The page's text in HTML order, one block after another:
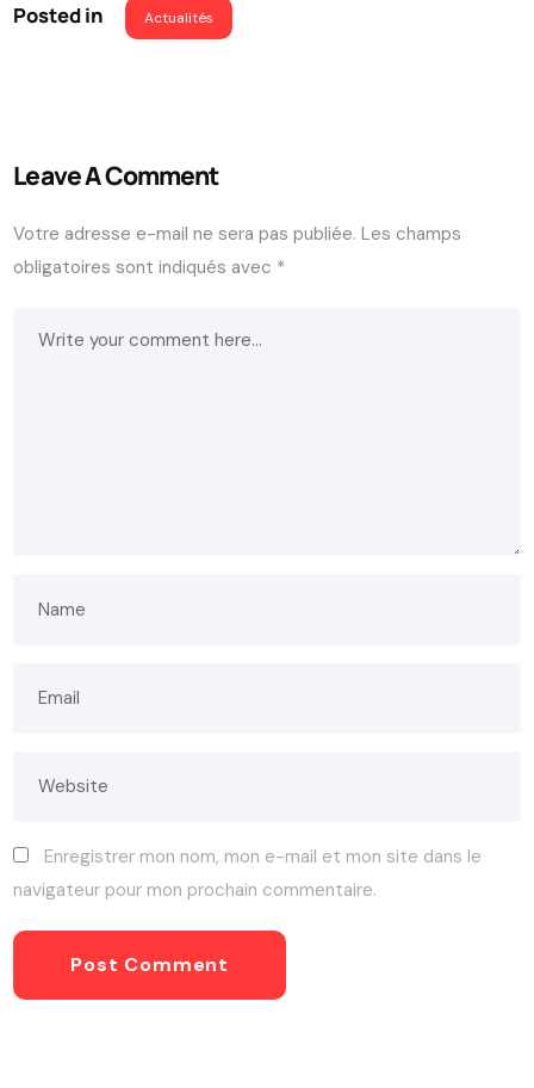
Posted in Actualités
Leave A Comment
Votre adresse e-mail ne sera pas publiée. Les champs
obligatoires sont indiqués avec *
Enregistrer mon nom, mon e-mail et mon site dans le
navigateur pour mon prochain commentaire.